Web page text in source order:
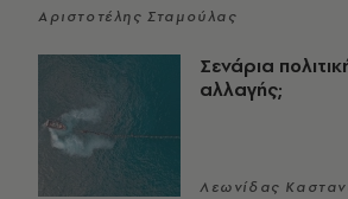
Αριστοτέλης Σταμούλας
Σενάρια
αλλαγής;
Λεωνίδας